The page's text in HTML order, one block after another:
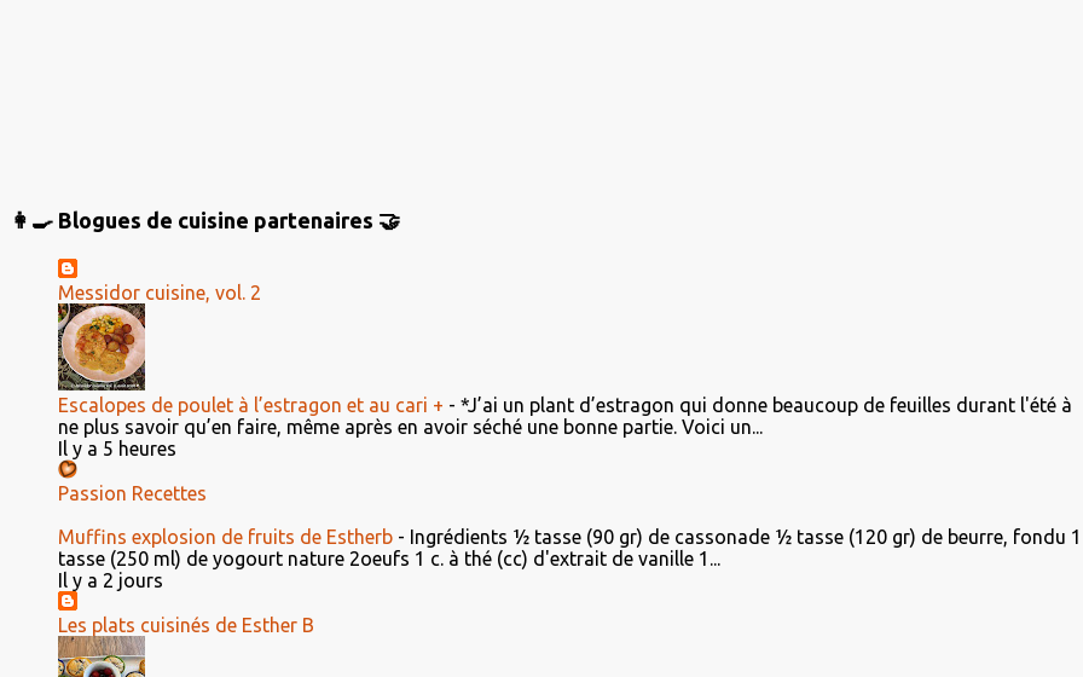
👩‍🍳 Blogues de cuisine partenaires 🤝
Messidor cuisine, vol. 2
Escalopes de poulet à l’estragon et au cari + - *J’ai un plant d’estragon qui donne beaucoup de feuilles durant l'été à
ne plus savoir qu’en faire, même après en avoir séché une bonne partie. Voici un...
Il y a 5 heures
Passion Recettes
Muffins explosion de fruits de Estherb - Ingrédients ½ tasse (90 gr) de cassonade ½ tasse (120 gr) de beurre, fondu 1
tasse (250 ml) de yogourt nature 2oeufs 1 c. à thé (cc) d'extrait de vanille 1...
Il y a 2 jours
Les plats cuisinés de Esther B